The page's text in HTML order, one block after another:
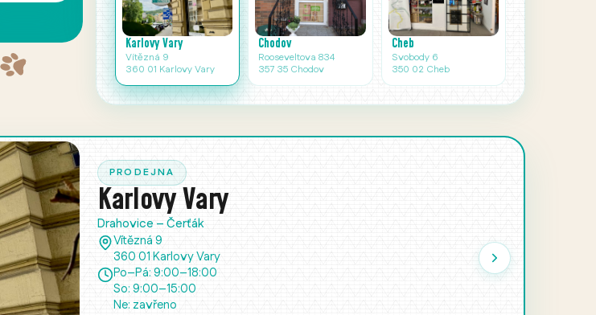
Naše prodejny
Karlovy Vary
Vítězná 9
360 01 Karlovy Vary
Chodov
Rooseveltova 834
357 35 Chodov
Cheb
Svobody 6
350 02 Cheb
PRODEJNA
Karlovy Vary
Drahovice – Čerťák
Vítězná 9
360 01 Karlovy Vary
Po–Pá: 9:00–18:00
So: 9:00–15:00
Ne: zavřeno